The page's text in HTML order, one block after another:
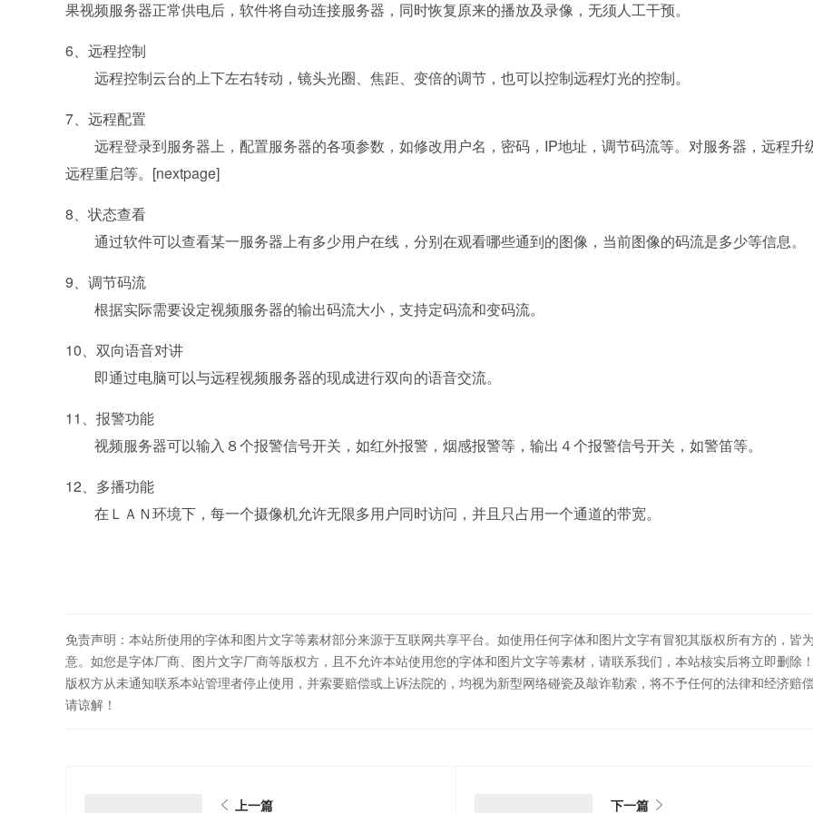
果视频服务器正常供电后，软件将自动连接服务器，同时恢复原来的播放及录像，无须人工干预。
6、远程控制
远程控制云台的上下左右转动，镜头光圈、焦距、变倍的调节，也可以控制远程灯光的控制。
7、远程配置
远程登录到服务器上，配置服务器的各项参数，如修改用户名，密码，IP地址，调节码流等。对服务器，远程升
远程重启等。[nextpage]
8、状态查看
通过软件可以查看某一服务器上有多少用户在线，分别在观看哪些通到的图像，当前图像的码流是多少等信息。
9、调节码流
根据实际需要设定视频服务器的输出码流大小，支持定码流和变码流。
10、双向语音对讲
即通过电脑可以与远程视频服务器的现成进行双向的语音交流。
11、报警功能
视频服务器可以输入８个报警信号开关，如红外报警，烟感报警等，输出４个报警信号开关，如警笛等。
12、多播功能
在ＬＡＮ环境下，每一个摄像机允许无限多用户同时访问，并且只占用一个通道的带宽。
免责声明：本站所使用的字体和图片文字等素材部分来源于互联网共享平台。如使用任何字体和图片文字有冒犯其版权所有方的，皆
意。如您是字体厂商、图片文字厂商等版权方，且不允许本站使用您的字体和图片文字等素材，请联系我们，本站核实后将立即删除
版权方从未通知联系本站管理者停止使用，并索要赔偿或上诉法院的，均视为新型网络碰瓷及敲诈勒索，将不予任何的法律和经济赔
请谅解！
上一篇 下一篇